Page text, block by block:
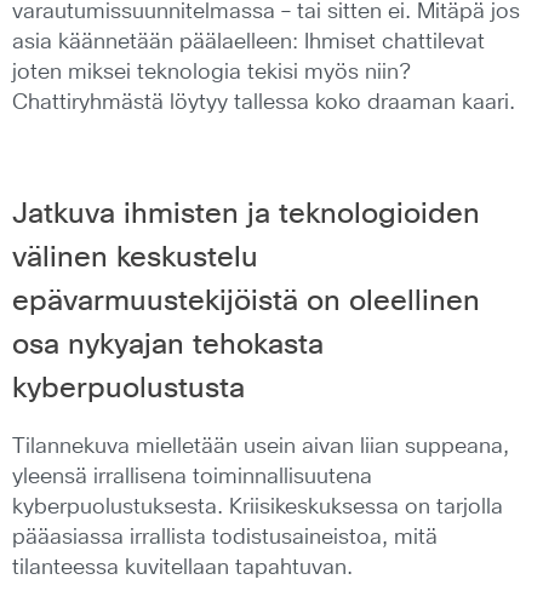
varautumissuunnitelmassa – tai sitten ei. Mitäpä jos
asia käännetään päälaelleen: Ihmiset chattilevat
joten miksei teknologia tekisi myös niin?
Chattiryhmästä löytyy tallessa koko draaman kaari.
Jatkuva ihmisten ja teknologioiden
välinen keskustelu
epävarmuustekijöistä on oleellinen
osa nykyajan tehokasta
kyberpuolustusta
Tilannekuva mielletään usein aivan liian suppeana,
yleensä irrallisena toiminnallisuutena
kyberpuolustuksesta. Kriisikeskuksessa on tarjolla
pääasiassa irrallista todistusaineistoa, mitä
tilanteessa kuvitellaan tapahtuvan.